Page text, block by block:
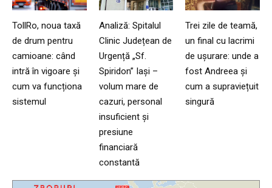
TollRo, noua taxă
de drum pentru
camioane: când
intră în vigoare și
cum va funcționa
sistemul
Analiză: Spitalul
Clinic Județean de
Urgență „Sf.
Spiridon” Iași –
volum mare de
cazuri, personal
insuficient și
presiune
financiară
constantă
Trei zile de teamă,
un final cu lacrimi
de ușurare: unde a
fost Andreea și
cum a supraviețuit
singură